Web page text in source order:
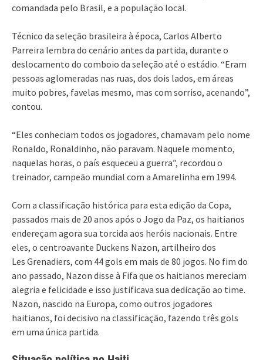
comandada pelo Brasil, e a população local.
Técnico da seleção brasileira à época, Carlos Alberto
Parreira lembra do cenário antes da partida, durante o
deslocamento do comboio da seleção até o estádio. “Eram
pessoas aglomeradas nas ruas, dos dois lados, em áreas
muito pobres, favelas mesmo, mas com sorriso, acenando”,
contou.
“Eles conheciam todos os jogadores, chamavam pelo nome
Ronaldo, Ronaldinho, não paravam. Naquele momento,
naquelas horas, o país esqueceu a guerra”, recordou o
treinador, campeão mundial com a Amarelinha em 1994.
Com a classificação histórica para esta edição da Copa,
passados mais de 20 anos após o Jogo da Paz, os haitianos
endereçam agora sua torcida aos heróis nacionais. Entre
eles, o centroavante Duckens Nazon, artilheiro dos
Les Grenadiers, com 44 gols em mais de 80 jogos. No fim do
ano passado, Nazon disse à Fifa que os haitianos mereciam
alegria e felicidade e isso justificava sua dedicação ao time.
Nazon, nascido na Europa, como outros jogadores
haitianos, foi decisivo na classificação, fazendo três gols
em uma única partida.